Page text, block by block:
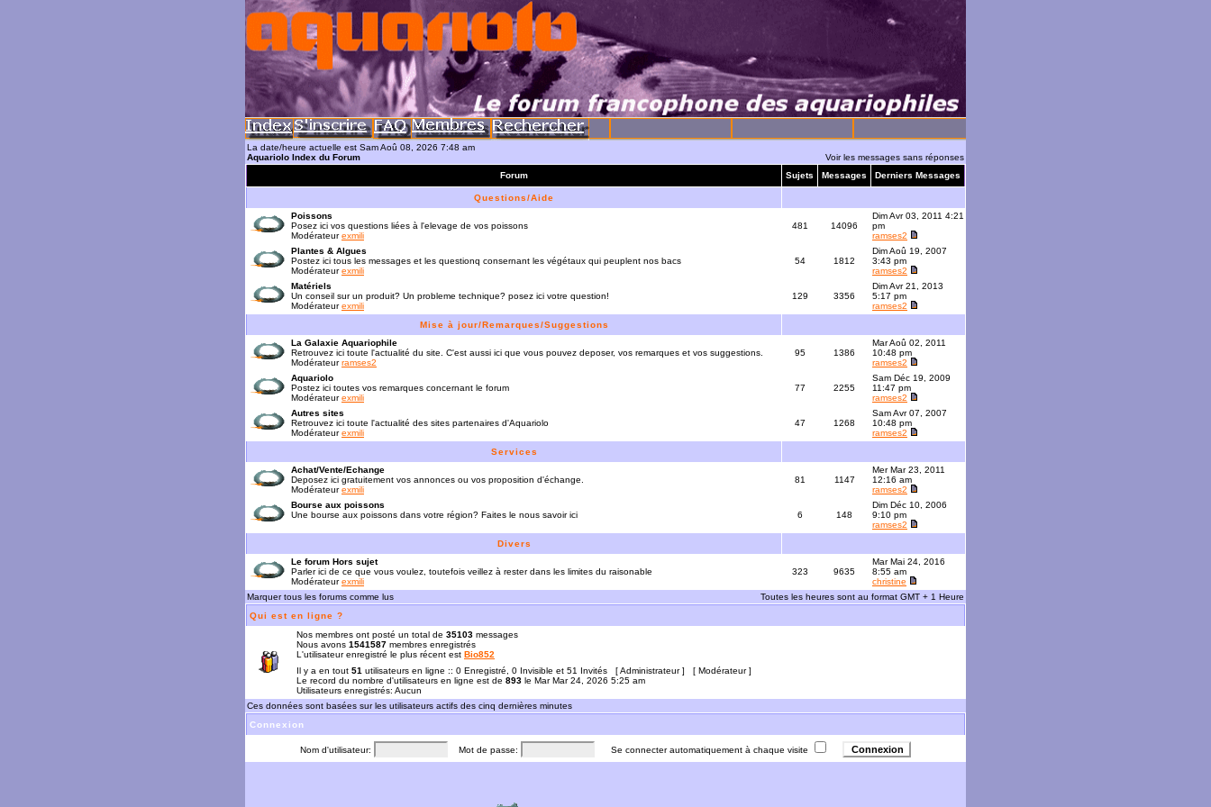
La date/heure actuelle est Sam Aoû 08, 2026 7:48 am
Aquariolo Index du Forum
Voir les messages sans réponses
Forum
Sujets Messages Derniers Messages
Questions/Aide
Poissons
Posez ici vos questions liées à l'elevage de vos poissons
Modérateurexmili
481 14096
Dim Avr 03, 2011 4:21
pm
ramses2
Plantes & Algues
Postez ici tous les messages et les questionq consernant les végétaux qui peuplent nos bacs
Modérateurexmili
54 1812
Dim Aoû 19, 2007
3:43 pm
ramses2
Matériels
Un conseil sur un produit? Un probleme technique? posez ici votre question!
Modérateurexmili
129 3356
Dim Avr 21, 2013
5:17 pm
ramses2
Mise à jour/Remarques/Suggestions
La Galaxie Aquariophile
Retrouvez ici toute l'actualité du site. C'est aussi ici que vous pouvez deposer, vos remarques et vos suggestions.
Modérateurramses2
95 1386
Mar Aoû 02, 2011
10:48 pm
ramses2
Aquariolo
Postez ici toutes vos remarques concernant le forum
Modérateurexmili
77 2255
Sam Déc 19, 2009
11:47 pm
ramses2
Autres sites
Retrouvez ici toute l'actualité des sites partenaires d'Aquariolo
Modérateurexmili
47 1268
Sam Avr 07, 2007
10:48 pm
ramses2
Services
Achat/Vente/Echange
Deposez ici gratuitement vos annonces ou vos proposition d'échange.
Modérateurexmili
81 1147
Mer Mar 23, 2011
12:16 am
ramses2
Bourse aux poissons
Une bourse aux poissons dans votre région? Faites le nous savoir ici
6 148
Dim Déc 10, 2006
9:10 pm
ramses2
Divers
Le forum Hors sujet
Parler ici de ce que vous voulez, toutefois veillez à rester dans les limites du raisonable
Modérateurexmili
323 9635
Mar Mai 24, 2016
8:55 am
christine
Marquer tous les forums comme lus
Toutes les heures sont au format GMT + 1 Heure
Qui est en ligne ?
Nos membres ont posté un total de 35103 messages
Nous avons 1541587 membres enregistrés
L'utilisateur enregistré le plus récent est Bio852
Il y a en tout 51 utilisateurs en ligne :: 0 Enregistré, 0 Invisible et 51 Invités [Administrateur] [ Modérateur]
Le record du nombre d'utilisateurs en ligne est de 893 le Mar Mar 24, 2026 5:25 am
Utilisateurs enregistrés: Aucun
Ces données sont basées sur les utilisateurs actifs des cinq dernières minutes
Connexion
Nom d'utilisateur: Mot de passe: Se connecter automatiquement à chaque visite